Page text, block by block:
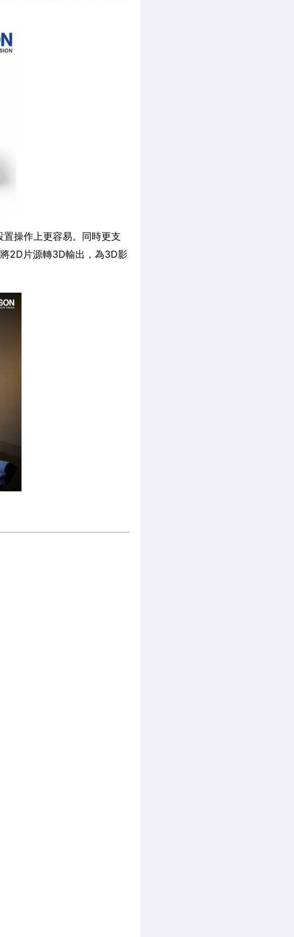
操作上更容易。同時更支
2D片源轉3D輸出，為3D影